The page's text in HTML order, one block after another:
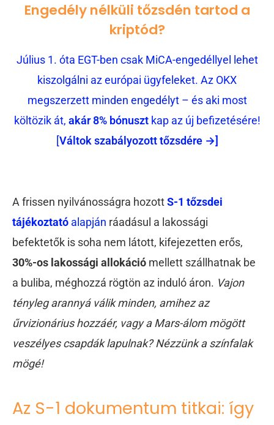
Engedély nélküli tőzsdén tartod a
kriptód?
Július 1. óta EGT-ben csak MiCA-engedéllyel lehet
kiszolgálni az európai ügyfeleket. Az OKX
megszerzett minden engedélyt – és aki most
költözik át, akár 8% bónusztkap az új befizetésére!
[Váltok szabályozott tőzsdére →]
A frissen nyilvánosságra hozottS-1 tőzsdei
tájékoztató alapján ráadásul a lakossági
befektetők is soha nem látott, kifejezetten erős,
30%-os lakossági allokáció mellett szállhatnak be
a buliba, méghozzá rögtön az induló áron. Vajon
tényleg arannyá válik minden, amihez az
űrvizionárius hozzáér, vagy a Mars-álom mögött
veszélyes csapdák lapulnak? Nézzünk a színfalak
mögé!
Az S-1 dokumentum titkai: így